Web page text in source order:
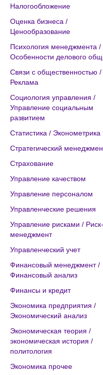
Налогообложение
Оценка бизнеса /
Ценообразование
Психология менеджмента /
Особенности делового
Связи с общественностью /
Реклама
Социология управления /
Управление социальным
развитием
Статистика / Эконометрика
Стратегический
Страхование
Управление качеством
Управление персоналом
Управленческие решения
Управление рисками / Риск-
менеджмент
Управленческий учет
Финансовый менеджмент /
Финансовый анализ
Финансы и кредит
Экономика предприятия /
Экономический анализ
Экономическая теория /
экономическая история /
политология
Экономика прочее